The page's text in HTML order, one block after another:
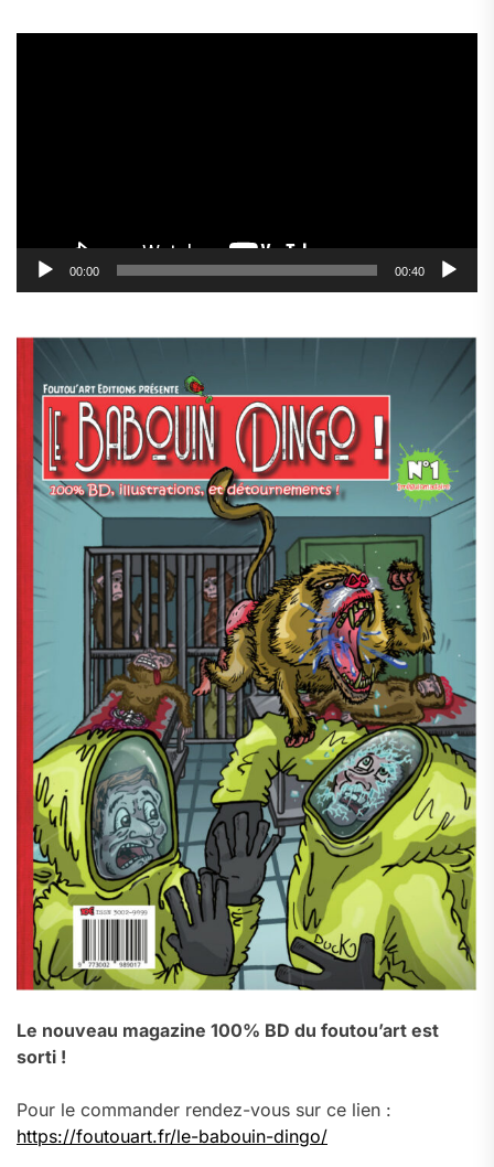
00:00 00:40
Le nouveau magazine 100% BD du foutou’art est
sorti !
Pour le commander rendez-vous sur ce lien :
https://foutouart.fr/le-babouin-dingo/